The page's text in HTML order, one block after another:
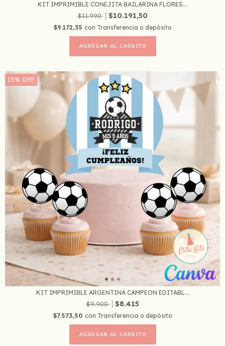
KIT IMPRIMIBLE CONEJITA BAILARINA FLORES...
$11.990
$10.191,50
$9.172,35 con Transferencia o depósito
15% OFF
KIT IMPRIMIBLE ARGENTINA CAMPEON EDITABL...
$9.900
$8.415
$7.573,50 con Transferencia o depósito